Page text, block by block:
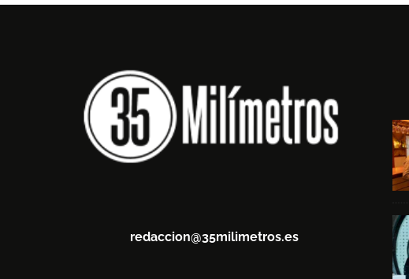
redaccion@35milimetros.es